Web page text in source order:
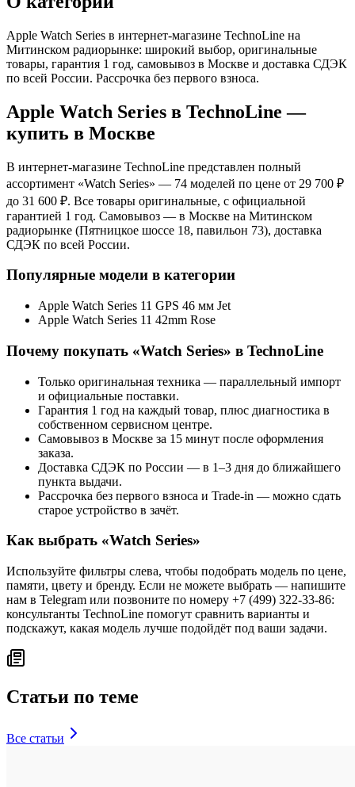
Apple Watch Series в интернет-магазине TechnoLine на
Митинском радиорынке: широкий выбор, оригинальные
товары, гарантия 1 год, самовывоз в Москве и доставка СДЭК
по всей России. Рассрочка без первого взноса.
Apple Watch Series в TechnoLine —
купить в Москве
В интернет-магазине TechnoLine представлен полный
ассортимент «Watch Series» — 74 моделей по цене от 29 700 ₽
до 31 600 ₽. Все товары оригинальные, с официальной
гарантией 1 год. Самовывоз — в Москве на Митинском
радиорынке (Пятницкое шоссе 18, павильон 73), доставка
СДЭК по всей России.
Популярные модели в категории
Apple Watch Series 11 GPS 46 мм Jet
Apple Watch Series 11 42mm Rose
Почему покупать «Watch Series» в TechnoLine
Только оригинальная техника — параллельный импорт
и официальные поставки.
Гарантия 1 год на каждый товар, плюс диагностика в
собственном сервисном центре.
Самовывоз в Москве за 15 минут после оформления
заказа.
Доставка СДЭК по России — в 1–3 дня до ближайшего
пункта выдачи.
Рассрочка без первого взноса и Trade-in — можно сдать
старое устройство в зачёт.
Как выбрать «Watch Series»
Используйте фильтры слева, чтобы подобрать модель по цене,
памяти, цвету и бренду. Если не можете выбрать — напишите
нам в Telegram или позвоните по номеру +7 (499) 322-33-86:
консультанты TechnoLine помогут сравнить варианты и
подскажут, какая модель лучше подойдёт под ваши задачи.
Статьи по теме
Все статьи